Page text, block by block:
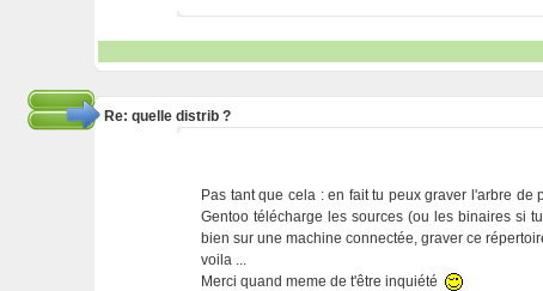
Re: quelle distrib ?
Pas tant que cela : en fait tu peux graver l'arbre
Gentoo télécharge les sources (ou les binaires si
bien sur une machine connectée, graver ce
voila ...
Merci quand meme de t'être inquiété